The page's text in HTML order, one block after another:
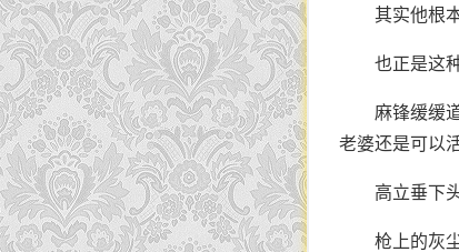
其实他根
也正是这
麻锋缓缓
老婆还是可以
高立垂下
枪上的灰